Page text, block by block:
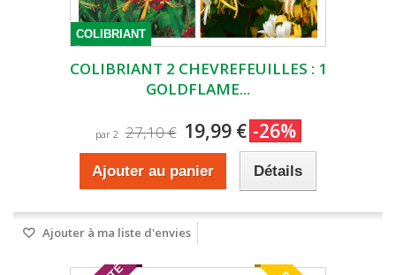
COLIBRIANT
COLIBRIANT 2 CHEVREFEUILLES : 1
GOLDFLAME...
par 2 27,10 € 19,99 € -26%
Ajouter au panier Détails
Ajouter à ma liste d'envies